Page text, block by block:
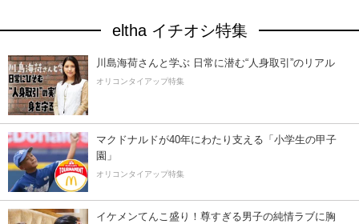
eltha イチオシ特集
川島海荷さんと学ぶ 日常に潜む“人身取引”のリアル
オリコンタイアップ特集
マクドナルドが40年にわたり支える「小学生の甲子
園」
オリコンタイアップ特集
イケメンてんこ盛り！尊すぎる男子の純情ラブに胸